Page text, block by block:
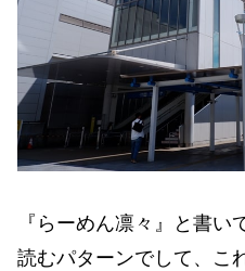
『らーめん凛々』と書い
読むパターンでして、こ